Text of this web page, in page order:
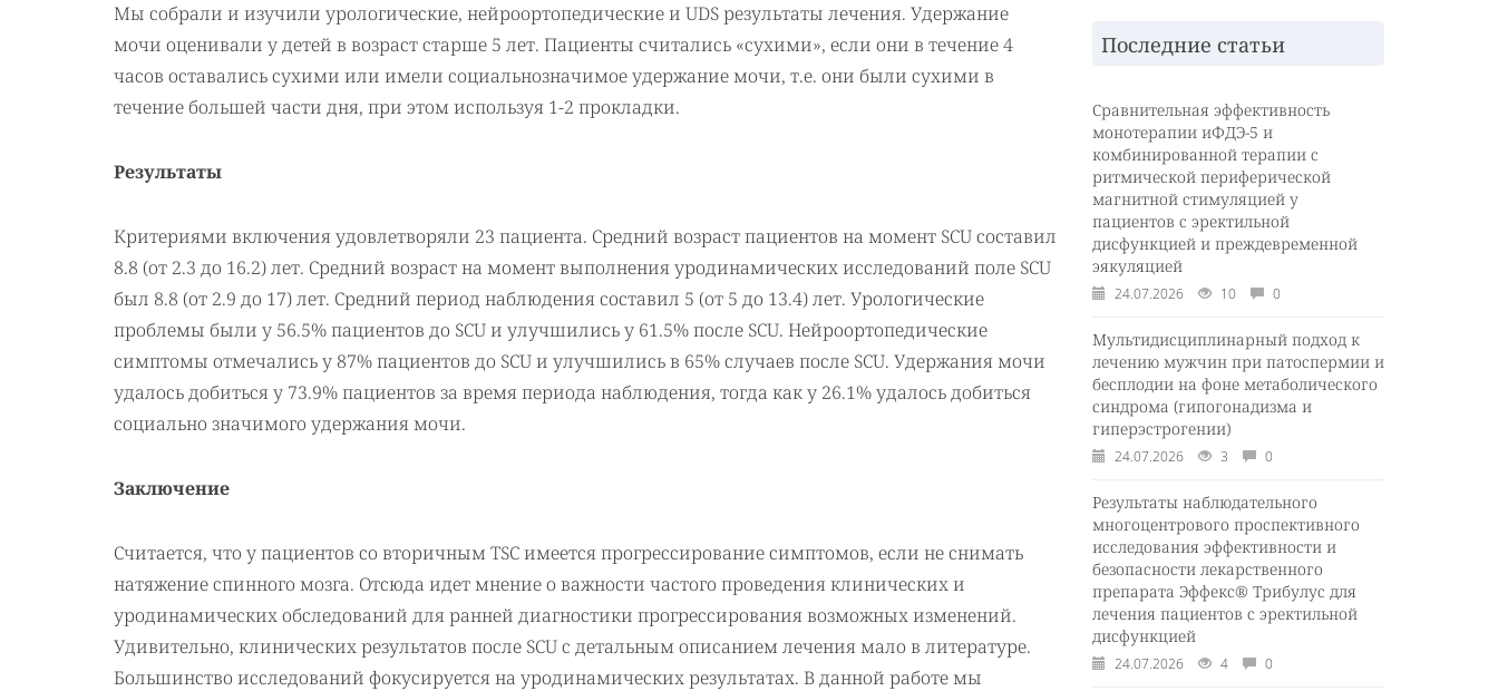
Мы собрали и изучили урологические, нейроортопедические и UDS результаты лечения. Удержание
мочи оценивали у детей в возраст старше 5 лет. Пациенты считались «сухими», если они в течение 4
часов оставались сухими или имели социальнозначимое удержание мочи, т.е. они были сухими в
течение большей части дня, при этом используя 1-2 прокладки.
Результаты
Критериями включения удовлетворяли 23 пациента. Средний возраст пациентов на момент SCU составил
8.8 (от 2.3 до 16.2) лет. Средний возраст на момент выполнения уродинамических исследований поле SCU
был 8.8 (от 2.9 до 17) лет. Средний период наблюдения составил 5 (от 5 до 13.4) лет. Урологические
проблемы были у 56.5% пациентов до SCU и улучшились у 61.5% после SCU. Нейроортопедические
симптомы отмечались у 87% пациентов до SCU и улучшились в 65% случаев после SCU. Удержания мочи
удалось добиться у 73.9% пациентов за время периода наблюдения, тогда как у 26.1% удалось добиться
социально значимого удержания мочи.
Заключение
Считается, что у пациентов со вторичным TSC имеется прогрессирование симптомов, если не снимать
натяжение спинного мозга. Отсюда идет мнение о важности частого проведения клинических и
уродинамических обследований для ранней диагностики прогрессирования возможных изменений.
Удивительно, клинических результатов после SCU с детальным описанием лечения мало в литературе.
Большинство исследований фокусируется на уродинамических результатах. В данной работе мы
Последние статьи
Сравнительная эффективность
монотерапии иФДЭ-5 и
комбинированной терапии с
ритмической периферической
магнитной стимуляцией у
пациентов с эректильной
дисфункцией и преждевременной
эякуляцией
24.07.2026 10 0
Мультидисциплинарный подход к
лечению мужчин при патоспермии и
бесплодии на фоне метаболического
синдрома (гипогонадизма и
гиперэстрогении)
24.07.2026 3 0
Результаты наблюдательного
многоцентрового проспективного
исследования эффективности и
безопасности лекарственного
препарата Эффекс® Трибулус для
лечения пациентов с эректильной
дисфункцией
24.07.2026 4 0